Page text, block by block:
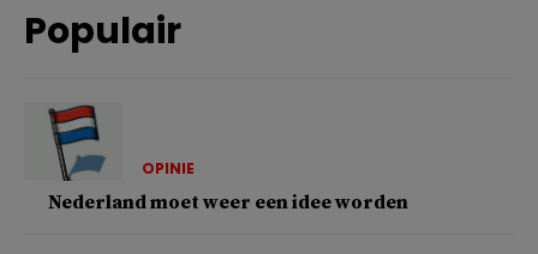
Populair
OPINIE
Nederland moet weer een idee worden